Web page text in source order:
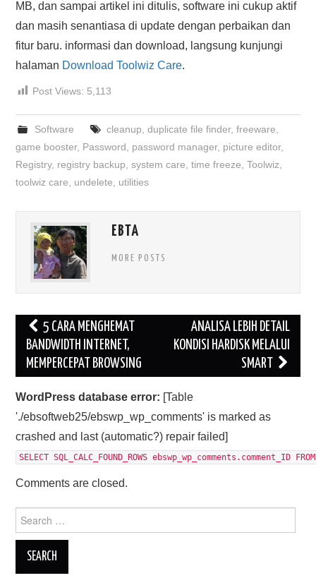
MB, dan sampai artikel ini ditulis, software ini cukup aktif
dan masih senantiasa di update dengan perbaikan dan
fitur baru. informasi dan download, langsung kunjungi
halaman Download Toolwiz Care.
Post Views: 5,113
Software cleanup duplicate file finder, freeware
game booster, Password password manager, picture editor,
Registry, registry backup ,system care ,time freeze ,Toolwiz
toolwiz care
undelete utilities
EBTA
MORE POSTS
Post
navigation
5 CARA MENGHEMAT
BANDWIDTH INTERNET,
MEMPERCEPAT BROWSING
ANALISA LEBIH DETAIL
KONDISI HARDISK MELALUI
SMART
WordPress database error: [Table
'./ebsoftweb25/ebswp_wp_comments' is marked as
crashed and last (automatic?) repair failed]
SELECT SQL_CALC_FOUND_ROWS
Comments are closed.
for: